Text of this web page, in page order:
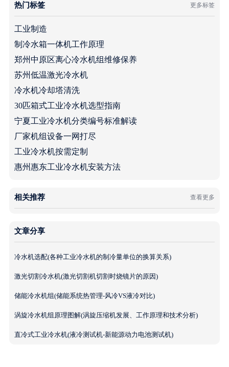
热门标签 更多标签
工业制造
制冷水箱一体机工作原理
郑州中原区离心冷水机组维修保养
苏州低温激光冷水机
冷水机冷却塔清洗
30匹箱式工业冷水机选型指南
宁夏工业冷水机分类编号标准解读
厂家机组设备一网打尽
工业冷水机按需定制
惠州惠东工业冷水机安装方法
相关推荐 查看更多
文章分享
冷水机选配(各种工业冷水机的制冷量单位的换算关系)
激光切割冷水机(激光切割机切割时烧镜片的原因)
储能冷水机组(储能系统热管理-风冷VS液冷对比)
涡旋冷水机组原理图解(涡旋压缩机发展、工作原理和技术分析)
直冷式工业冷水机(液冷测试机-新能源动力电池测试机)